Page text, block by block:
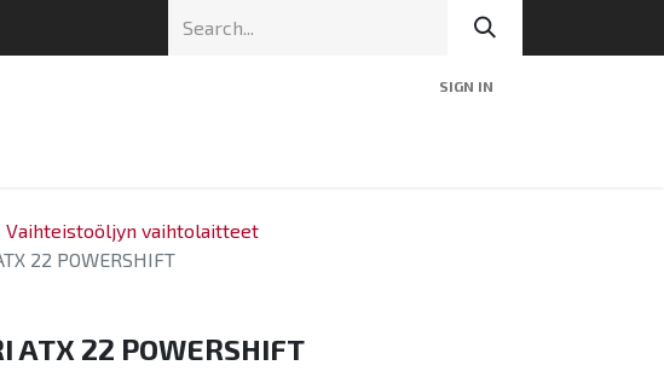
SIGN IN
Vaihteistoöljyn vaihtolaitteet
22 POWERSHIFT
ATX 22 POWERSHIFT